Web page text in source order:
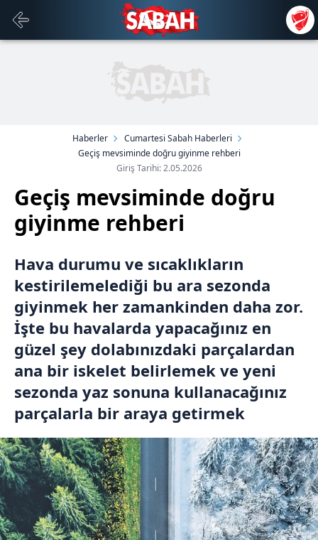
Haberler
Cumartesi Sabah Haberleri
Geçiş mevsiminde doğru giyinme rehberi
Giriş Tarihi: 2.05.2026
Geçiş mevsiminde doğru
giyinme rehberi
Hava durumu ve sıcaklıkların
kestirilemelediği bu ara sezonda
giyinmek her zamankinden daha zor.
İşte bu havalarda yapacağınız en
güzel şey dolabınızdaki parçalardan
ana bir iskelet belirlemek ve yeni
sezonda yaz sonuna kullanacağınız
parçalarla bir araya getirmek